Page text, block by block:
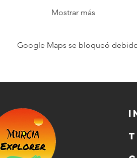
Mostrar más
Google Maps se bloqueó